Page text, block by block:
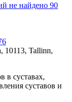
не найдено 90
10113, Tallinn,
в суставах,
суставов и